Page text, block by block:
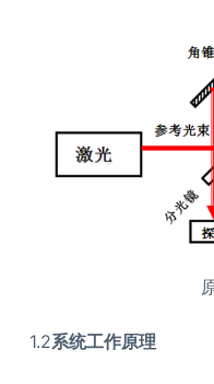
1.2系统工作原理